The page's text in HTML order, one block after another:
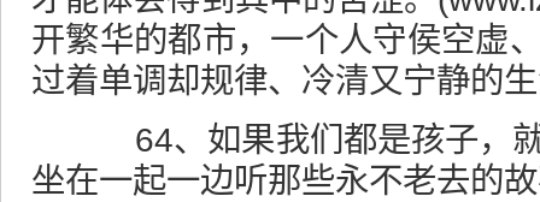
开繁华的都市，一个人守侯空虚
过着单调却规律、冷清又宁静的
64、如果我们都是孩子，就
坐在一起一边听那些永不老去的